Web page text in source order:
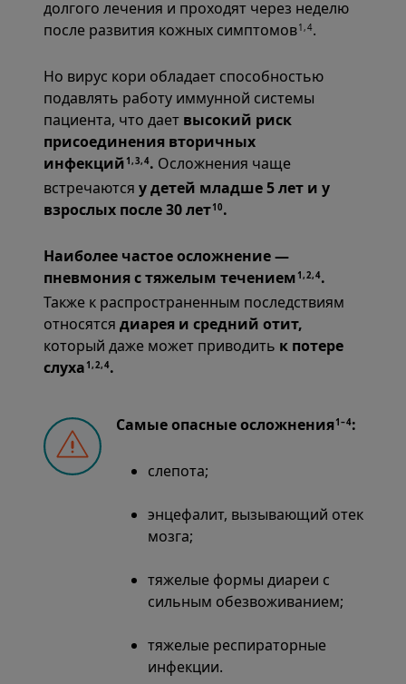
долгого лечения и проходят через неделю
после развития кожных симптомов1,4.
Но вирус кори обладает способностью
подавлять работу иммунной системы
пациента, что дает высокий риск
присоединения вторичных
инфекций 1,3,4. Осложнения чаще
встречаются у детей младше 5 лет и у
взрослых после 30 лет10.
Наиболее частое осложнение —
пневмония с тяжелым течением 1,2,4.
Также к распространенным последствиям
относятся диарея и средний отит,
который даже может приводить к потере
слуха 1,2,4.
Самые опасные осложнения1–4:
слепота;
энцефалит, вызывающий отек
мозга;
тяжелые формы диареи с
сильным обезвоживанием;
тяжелые респираторные
инфекции.